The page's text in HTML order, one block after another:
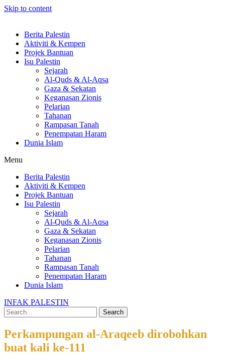
Skip to content
Berita Palestin
Aktiviti & Kempen
Projek Bantuan
Isu Palestin
Sejarah
Al-Quds & Al-Aqsa
Gaza & Sekatan
Keganasan Zionis
Pelarian
Tahanan
Rampasan Tanah
Penempatan Haram
Dunia Islam
Menu
Berita Palestin
Aktiviti & Kempen
Projek Bantuan
Isu Palestin
Sejarah
Al-Quds & Al-Aqsa
Gaza & Sekatan
Keganasan Zionis
Pelarian
Tahanan
Rampasan Tanah
Penempatan Haram
Dunia Islam
INFAK PALESTIN
Search
Perkampungan al-Araqeeb dirobohkan
buat kali ke-111